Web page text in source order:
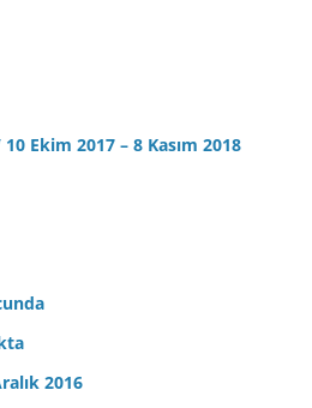
Ekim 2017 – 8 Kasım 2018
2016